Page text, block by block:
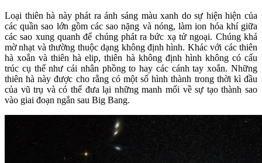
Loại thiên hà này phát ra ánh sáng màu xanh do sự hiện hiện của
các quần sao lớn gồm các sao nặng và nóng, làm ion hóa khí giữa
các sao xung quanh để chúng phát ra bức xạ tử ngoại. Chúng khá
mờ nhạt và thường thuộc dạng không định hình. Khác với các thiên
hà xoắn và thiên hà elip, thiên hà không định hình không có cấu
trúc cụ thể như cái nhân phồng to hay các cánh tay xoắn. Những
thiên hà này được cho rằng có một số hình thành trong thời kì đầu
của vũ trụ và có thể đưa lại những manh mối về sự tạo thành sao
vào giai đoạn ngắn sau Big Bang.